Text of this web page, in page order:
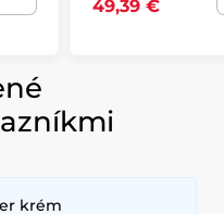
49,39 €
krém